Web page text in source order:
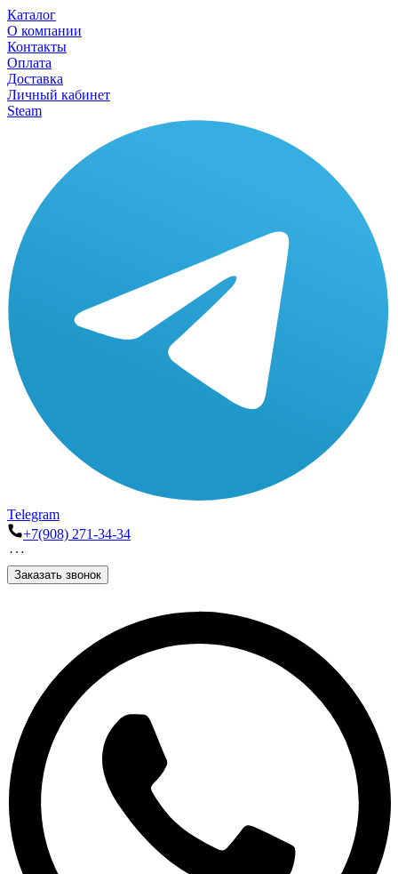
Каталог
О компании
Контакты
Оплата
Доставка
Личный кабинет
Steam
Telegram
+7(908) 271-34-34
Заказать звонок